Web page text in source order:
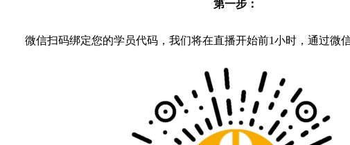
第一步：
微信扫码绑定您的学员代码，我们将在直播开始前1小时，通过微